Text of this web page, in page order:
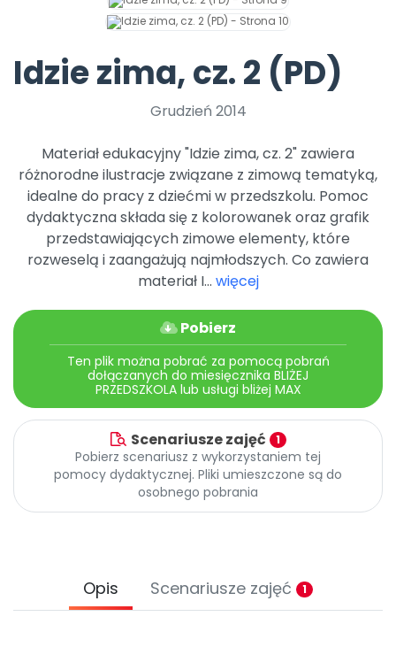
Archiwalne numery
Promocje
Idzie zima, cz. 2 (PD)
Grudzień 2014
Materiał edukacyjny "Idzie zima, cz. 2" zawiera
różnorodne ilustracje związane z zimową tematyką,
idealne do pracy z dziećmi w przedszkolu. Pomoc
dydaktyczna składa się z kolorowanek oraz grafik
przedstawiających zimowe elementy, które
rozweselą i zaangażują najmłodszych. Co zawiera
materiał I... więcej
Pobierz
Ten plik można pobrać za pomocą pobrań
dołączanych do miesięcznika BLIŻEJ
PRZEDSZKOLA lub usługi bliżej MAX
Scenariusze zajęć 1
Pobierz scenariusz z wykorzystaniem tej
pomocy dydaktycznej. Pliki umieszczone są do
osobnego pobrania
Opis Scenariusze zajęć 1